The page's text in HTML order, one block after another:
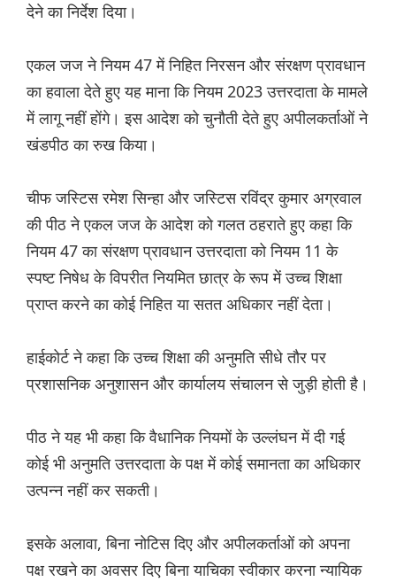
देने का निर्देश दिया।
एकल जज ने नियम 47 में निहित निरसन और संरक्षण प्रावधान
का हवाला देते हुए यह माना कि नियम 2023 उत्तरदाता के मामले
में लागू नहीं होंगे। इस आदेश को चुनौती देते हुए अपीलकर्ताओं ने
खंडपीठ का रुख किया।
चीफ जस्टिस रमेश सिन्हा और जस्टिस रविंद्र कुमार अग्रवाल
की पीठ ने एकल जज के आदेश को गलत ठहराते हुए कहा कि
नियम 47 का संरक्षण प्रावधान उत्तरदाता को नियम 11 के
स्पष्ट निषेध के विपरीत नियमित छात्र के रूप में उच्च शिक्षा
प्राप्त करने का कोई निहित या सतत अधिकार नहीं देता।
हाईकोर्ट ने कहा कि उच्च शिक्षा की अनुमति सीधे तौर पर
प्रशासनिक अनुशासन और कार्यालय संचालन से जुड़ी होती है।
पीठ ने यह भी कहा कि वैधानिक नियमों के उल्लंघन में दी गई
कोई भी अनुमति उत्तरदाता के पक्ष में कोई समानता का अधिकार
उत्पन्न नहीं कर सकती।
इसके अलावा, बिना नोटिस दिए और अपीलकर्ताओं को अपना
पक्ष रखने का अवसर दिए बिना याचिका स्वीकार करना न्यायिक